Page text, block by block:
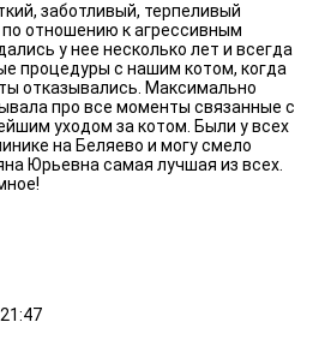
заботливый, терпеливый
отношению к агрессивным
у нее несколько лет и всегда
процедуры с нашим котом, когда
отказывались. Максимально
про все моменты связанные с
уходом за котом. Были у всех
на Беляево и могу смело
Юрьевна самая лучшая из всех.